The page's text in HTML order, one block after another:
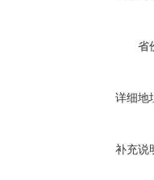
省
详细地
补充说